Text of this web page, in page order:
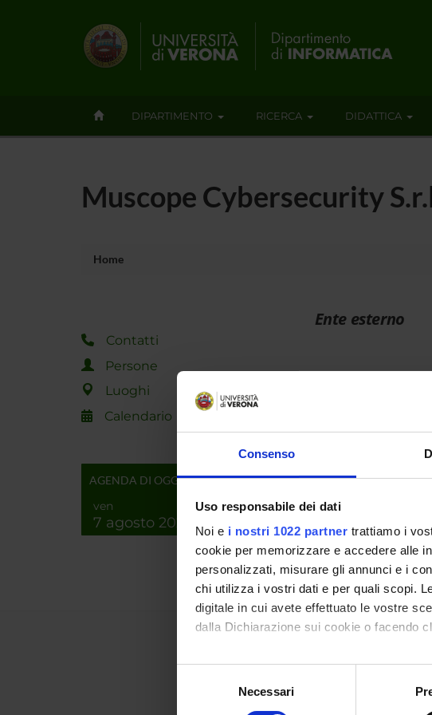
Consenso
Uso responsabile dei dati
Noi e i nostri 1022 partner trattiamo i
cookie per memorizzare e accedere alle
personalizzati, misurare gli annunci e i
chi utilizza i vostri dati e per quali scopi.
digitale in cui avete effettuato le vostre
dalla Dichiarazione sui cookie o facendo
Con il tuo consenso, vorremmo anche:
raccogliere informazioni sulla tua
Necessari
DIPARTIMENTO RICERCA DIDATTICA
Muscope Cybersecurity
Home
Contatti
Persone
Luoghi
Calendario
AGENDA DI OGGI
ven
7 agosto 2026
Ente esterno
Testing
2023